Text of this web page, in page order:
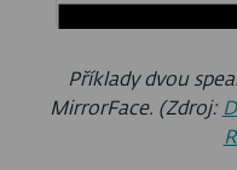
Příklady dvou
MirrorFace. (Zdroj: